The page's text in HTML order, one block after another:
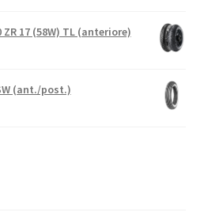
17 (58W) TL (anteriore)
(ant./post.)